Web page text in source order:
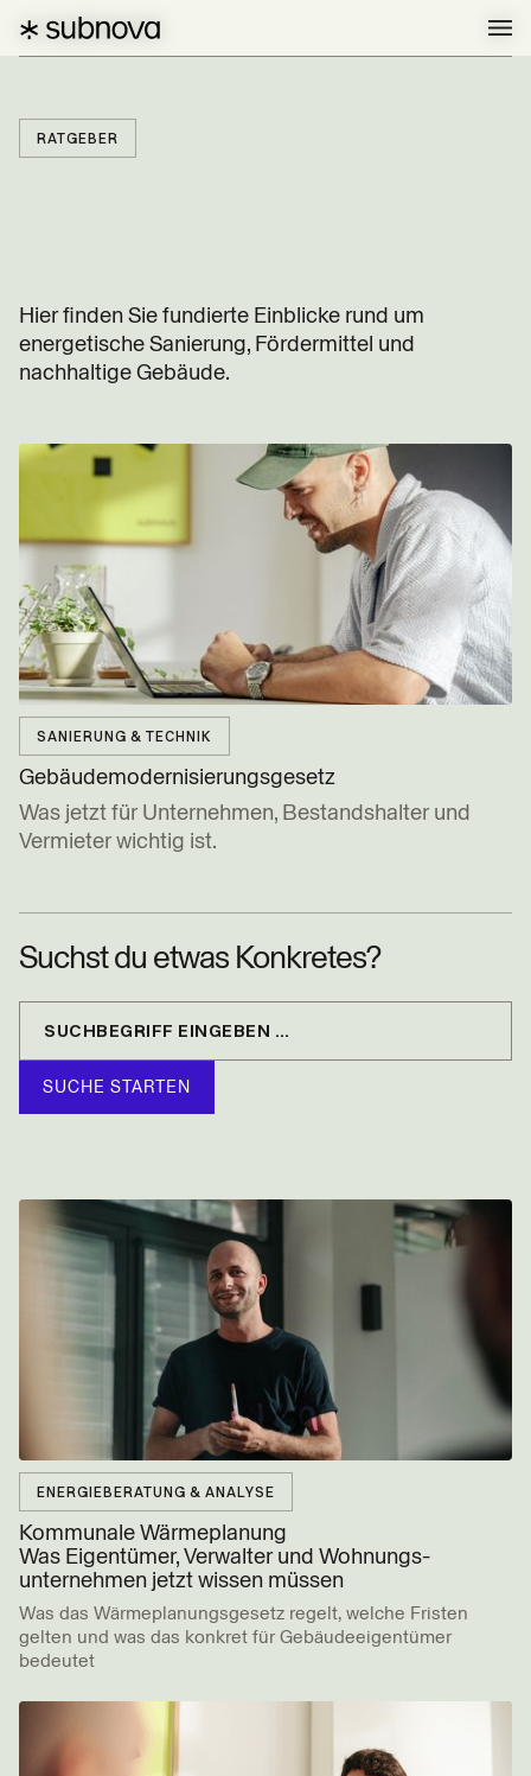
RATGEBER
Hier finden Sie fundierte Einblicke rund um
energetische Sanierung, Fördermittel und
nachhaltige Gebäude.
Gebäude­modernisierungs­gesetz
SANIERUNG & TECHNIK
Was jetzt für Unternehmen, Bestandshalter und
Vermieter wichtig ist.
Suchst du etwas Konkretes?
Kommunale Wärmeplanung
Was Eigentümer, Verwalter und Wohnungs­
unternehmen jetzt wissen müssen
ENERGIEBERATUNG & ANALYSE
Was das Wärmeplanungsgesetz regelt, welche Fristen
gelten und was das konkret für Gebäudeeigentümer
bedeutet